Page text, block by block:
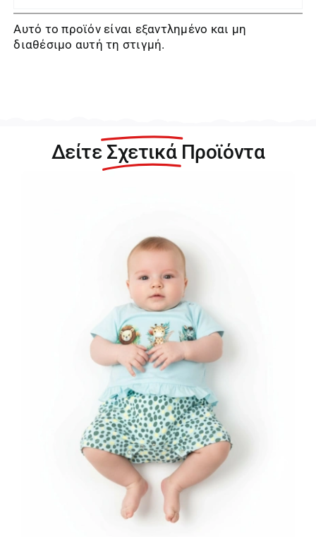
Αυτό το προϊόν είναι εξαντλημένο και μη
διαθέσιμο αυτή τη στιγμή.
Δείτε Σχετικά Προϊόντα